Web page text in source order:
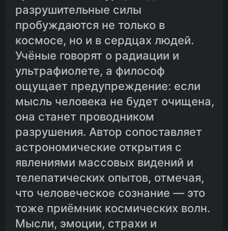
разрушительные силы
пробуждаются не только в
космосе, но и в сердцах людей.
Учёные говорят о радиации и
ультрафиолете, а философ
ощущает предупреждение: если
мысль человека не будет очищена,
она станет проводником
разрушения. Автор сопоставляет
астрономические открытия с
явлениями массовых видений и
телепатических опытов, отмечая,
что человеческое сознание — это
тоже приёмник космических волн.
Мысли, эмоции, страхи и